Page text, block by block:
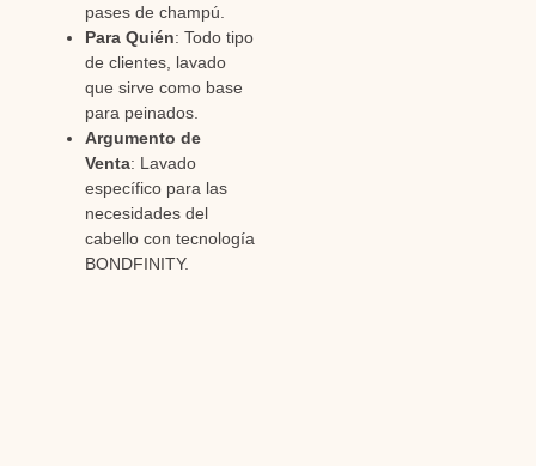
pases de champú.
Para Quién: Todo tipo
de clientes, lavado
que sirve como base
para peinados.
Argumento de
Venta: Lavado
específico para las
necesidades del
cabello con tecnología
BONDFINITY.